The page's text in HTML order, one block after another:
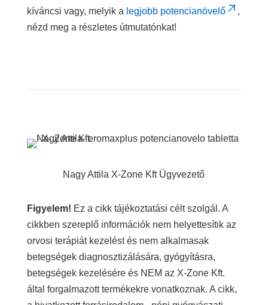
kíváncsi vagy, melyik a legjobb potencianövelő
,
nézd meg a részletes útmutatónkat!
Nagy Attila X-Zone Kft Ügyvezető
Figyelem! Ez a cikk tájékoztatási célt szolgál. A
cikkben szereplő információk nem helyettesítik az
orvosi terápiát kezelést és nem alkalmasak
betegségek diagnosztizálására, gyógyításra,
betegségek kezelésére és NEM az X-Zone Kft.
által forgalmazott termékekre vonatkoznak. A cikk,